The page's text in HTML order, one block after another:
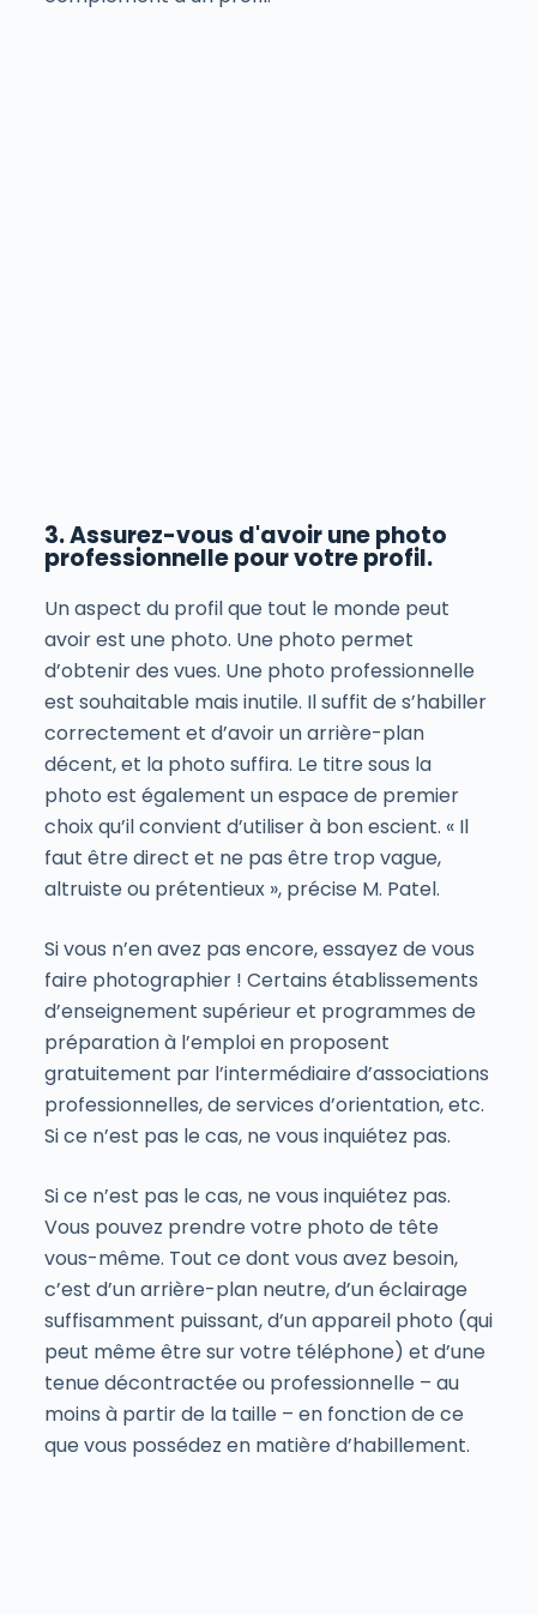
3. Assurez-vous d'avoir une photo
professionnelle pour votre profil.
Un aspect du profil que tout le monde peut
avoir est une photo. Une photo permet
d’obtenir des vues. Une photo professionnelle
est souhaitable mais inutile. Il suffit de s’habiller
correctement et d’avoir un arrière-plan
décent, et la photo suffira. Le titre sous la
photo est également un espace de premier
choix qu’il convient d’utiliser à bon escient. « Il
faut être direct et ne pas être trop vague,
altruiste ou prétentieux », précise M. Patel.
Si vous n’en avez pas encore, essayez de vous
faire photographier ! Certains établissements
d’enseignement supérieur et programmes de
préparation à l’emploi en proposent
gratuitement par l’intermédiaire d’associations
professionnelles, de services d’orientation, etc.
Si ce n’est pas le cas, ne vous inquiétez pas.
Si ce n’est pas le cas, ne vous inquiétez pas.
Vous pouvez prendre votre photo de tête
vous-même. Tout ce dont vous avez besoin,
c’est d’un arrière-plan neutre, d’un éclairage
suffisamment puissant, d’un appareil photo (qui
peut même être sur votre téléphone) et d’une
tenue décontractée ou professionnelle – au
moins à partir de la taille – en fonction de ce
que vous possédez en matière d’habillement.